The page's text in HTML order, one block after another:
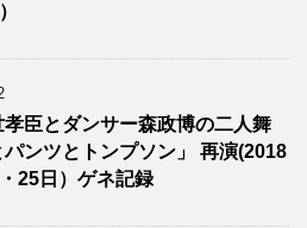
孝臣とダンサー森政博の二人舞
パンツとトンプソン」 再演(2018
25日）ゲネ記録